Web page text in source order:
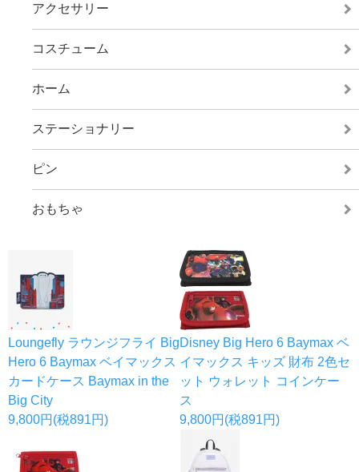
アクセサリー
コスチューム
ホーム
ステーショナリー
ピン
おもちゃ
Loungefly ラウンジフライ Big
Hero 6 Baymax ベイマックス
カードケース Baymax in the
Big City
9,800円(税891円)
Disney Big Hero 6 Baymax ベ
イマックス キッズ 財布 2色セ
ット ウォレット コインケー
ス
9,800円(税891円)